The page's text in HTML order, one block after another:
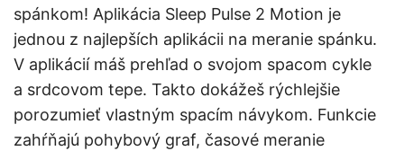
spánkom! Aplikácia Sleep Pulse 2 Motion je
jednou z najlepších aplikácii na meranie spánku.
V aplikácií máš prehľad o svojom spacom cykle
a srdcovom tepe. Takto dokážeš rýchlejšie
porozumieť vlastným spacím návykom. Funkcie
zahŕňajú pohybový graf, časové meranie